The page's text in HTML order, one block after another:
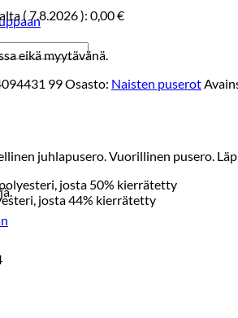
( 7.8.2026): 0,00€
eikä myytävänä.
99Osasto: Naisten puserot
juhlapusero. Vuorillinen pusero.
josta 50% kierrätetty
josta 44% kierrätetty